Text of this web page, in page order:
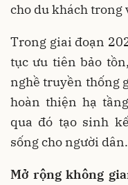
cho du khách trong
Trong giai đoạn
tục ưu tiên bảo
nghề truyền thống
hoàn thiện hạ
qua đó tạo sinh
sống cho người dân.
Mở rộng không